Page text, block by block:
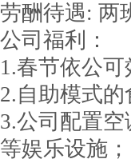
劳酬待遇: 两
公司福利：
1.春节依公
2.自助模式
3.公司配置
等娱乐设施；